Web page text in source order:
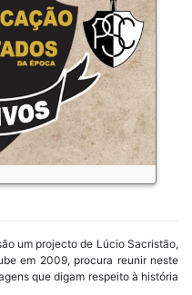
um projecto de Lúcio Sacristão,
em 2009, procura reunir neste
que digam respeito à história